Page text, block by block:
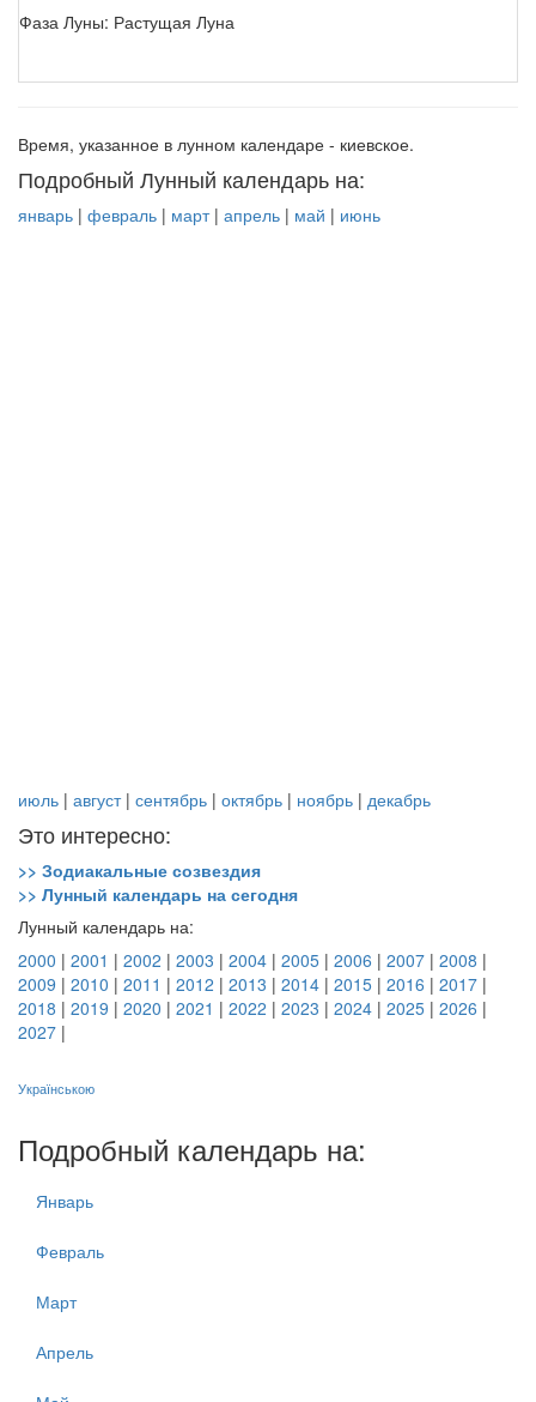
Фаза Луны: Растущая Луна
Время, указанное в лунном календаре - киевское.
Подробный Лунный календарь на:
январь | февраль | март| апрель | май | июнь
июль | август| сентябрь | октябрь | ноябрь | декабрь
Это интересно:
>> Зодиакальные созвездия
>> Лунный календарь на сегодня
Лунный календарь на:
2000 | 2001 | 2002 | 2003 | 2004 | 2005 | 2006 | 2007 | 2008 |
2009 | 2010 | 2011 | 2012 | 2013 | 2014 | 2015 | 2016 | 2017 |
2018 | 2019 | 2020 | 2021 | 2022 | 2023 | 2024 | 2025 | 2026 |
2027 |
Українською
Подробный календарь на:
Январь
Февраль
Март
Апрель